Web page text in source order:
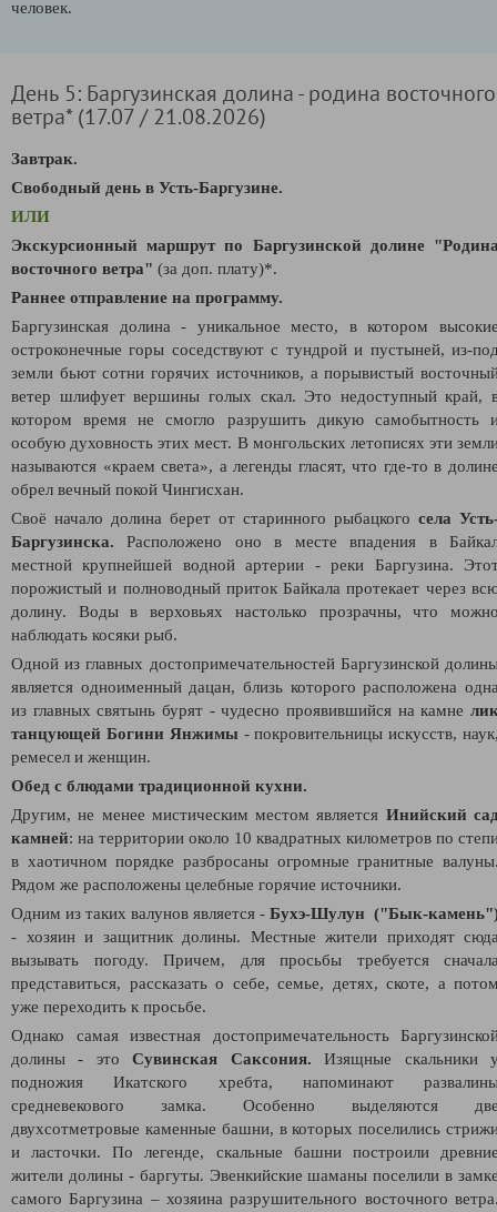
человек.
День 5: Баргузинская долина - родина восточного
ветра* (17.07 / 21.08.2026)
Завтрак.
Свободный день в Усть-Баргузине.
ИЛИ
Экскурсионный маршрут по Баргузинской долине
восточного ветра" (за доп. плату)*.
Раннее отправление на программу.
Баргузинская долина - уникальное место, в котором
остроконечные горы соседствуют с тундрой и пустыней, из-
земли бьют сотни горячих источников, а порывистый
ветер шлифует вершины голых скал. Это недоступный край,
котором время не смогло разрушить дикую самобытность
особую духовность этих мест. В монгольских летописях эти
называются «краем света», а легенды гласят, что где-то в
обрел вечный покой Чингисхан.
Своё начало долина берет от старинного рыбацкого села
Баргузинска. Расположено оно в месте впадения в
местной крупнейшей водной артерии - реки Баргузина.
порожистый и полноводный приток Байкала протекает через
долину. Воды в верховьях настолько прозрачны, что
наблюдать косяки рыб.
Одной из главных достопримечательностей Баргузинской
является одноименный дацан, близь которого расположена
из главных святынь бурят - чудесно проявившийся на камне
танцующей Богини Янжимы - покровительницы искусств,
ремесел и женщин.
Обед с блюдами традиционной кухни.
Другим, не менее мистическим местом является Инийский
камней: на территории около 10 квадратных километров по
в хаотичном порядке разбросаны огромные гранитные
Рядом же расположены целебные горячие источники.
Одним из таких валунов является - Бухэ-Шулун ("Бык-
- хозяин и защитник долины. Местные жители приходят
вызывать погоду. Причем, для просьбы требуется
представиться, рассказать о себе, семье, детях, скоте, а
уже переходить к просьбе.
Однако самая известная достопримечательность
долины - этоСувинская Саксония. Изящные скальники
подножия Икатского хребта, напоминают
средневекового замка. Особенно выделяются
двухсотметровые каменные башни, в которых поселились
и ласточки. По легенде, скальные башни построили
жители долины - баргуты. Эвенкийские шаманы поселили в
самого Баргузина – хозяина разрушительного восточного